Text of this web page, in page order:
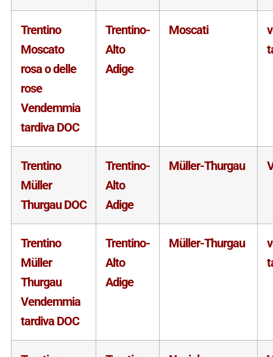
Trentino
Moscato
rosa o delle
rose
Vendemmia
tardiva DOC
Trentino-
Alto
Adige
Moscati
Trentino
Müller
Thurgau DOC
Trentino-
Alto
Adige
Müller-Thurgau
Trentino
Müller
Thurgau
Vendemmia
tardiva DOC
Trentino-
Alto
Adige
Müller-Thurgau